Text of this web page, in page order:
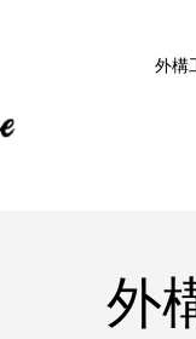
外構
外